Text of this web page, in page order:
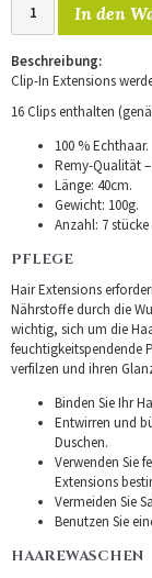
In den
Beschreibung:
Clip-In Extensions
16 Clips enthalten
100 % Echthaar.
Remy-Qualität
Länge: 40cm.
Gewicht: 100g.
Anzahl: 7
PFLEGE
Hair Extensions
Nährstoffe durch die
wichtig, sich um die
feuchtigkeitspendende
verfilzen und ihren
Binden Sie Ihr
Entwirren und
Duschen.
Verwenden Sie
Extensions
Vermeiden Sie
Benutzen Sie
HAAREWASCHEN